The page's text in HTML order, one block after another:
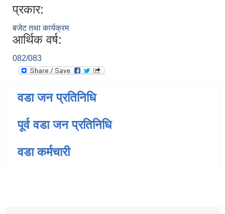
प्रकार:
बजेट तथा कार्यक्रम
आर्थिक वर्ष:
082/083
वडा जन प्रतिनिधि
पूर्व वडा जन प्रतिनिधि
वडा कर्मचारी